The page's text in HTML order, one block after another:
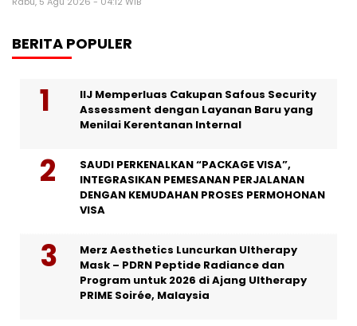
BERITA POPULER
IIJ Memperluas Cakupan Safous Security
Assessment dengan Layanan Baru yang
Menilai Kerentanan Internal
SAUDI PERKENALKAN “PACKAGE VISA”,
INTEGRASIKAN PEMESANAN PERJALANAN
DENGAN KEMUDAHAN PROSES PERMOHONAN
VISA
Merz Aesthetics Luncurkan Ultherapy
Mask – PDRN Peptide Radiance dan
Program untuk 2026 di Ajang Ultherapy
PRIME Soirée, Malaysia